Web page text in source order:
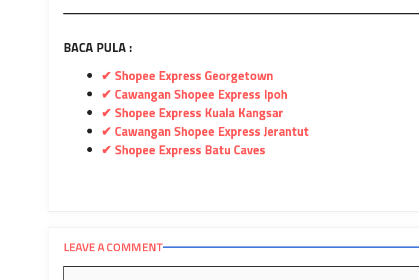
BACA PULA :
✔ Shopee Express Georgetown
✔ Cawangan Shopee Express Ipoh
✔ Shopee Express Kuala Kangsar
✔ Cawangan Shopee Express Jerantut
✔ Shopee Express Batu Caves
LEAVE A COMMENT